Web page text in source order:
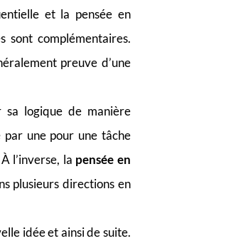
et la pensée en
sont complémentaires.
preuve d’une
logique de manière
par une pour une tâche
l’inverse, la pensée en
plusieurs directions en
idée et ainsi de suite.